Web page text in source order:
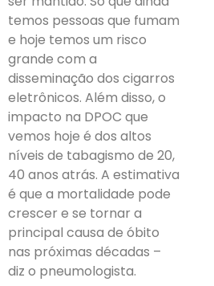
temos pessoas que fumam
e hoje temos um risco
grande com a
disseminação dos cigarros
eletrônicos. Além disso, o
impacto na DPOC que
vemos hoje é dos altos
níveis de tabagismo de 20,
40 anos atrás. A estimativa
é que a mortalidade pode
crescer e se tornar a
principal causa de óbito
nas próximas décadas –
diz o pneumologista.